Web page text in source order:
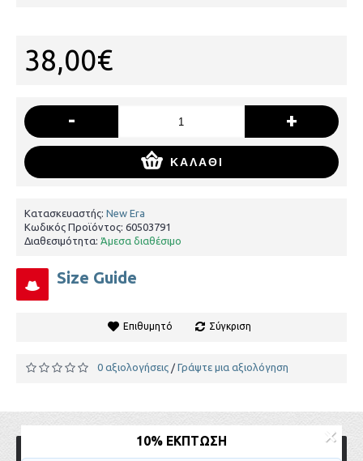
10% ΈΚΠΤΩΣΗ ×
Size Guide
Κατασκευαστής: New Era
Κωδικός Προϊόντος: 60503791
Διαθεσιμότητα: Άμεσα διαθέσιμο
38,00€
- +
ΚΑΛΆΘΙ
Επιθυμητό Σύγκριση
0 αξιολογήσεις / Γράψτε μια αξιολόγηση